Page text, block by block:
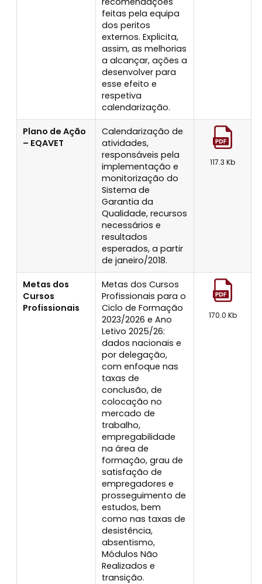
feitas pela equipa
dos peritos
externos. Explicita,
assim, as melhorias
a alcançar, ações a
desenvolver para
esse efeito e
respetiva
calendarização.
Plano de Ação
– EQAVET
Calendarização de
atividades,
responsáveis pela
implementação e
monitorização do
Sistema de
Garantia da
Qualidade, recursos
necessários e
resultados
esperados, a partir
de janeiro/2018.
117.3 Kb
Metas dos
Cursos
Profissionais
Metas dos Cursos
Profissionais para o
Ciclo de Formação
2023/2026 e Ano
Letivo 2025/26:
dados nacionais e
por delegação,
com enfoque nas
taxas de
conclusão, de
colocação no
mercado de
trabalho,
empregabilidade
na área de
formação, grau de
satisfação de
empregadores e
prosseguimento de
estudos, bem
como nas taxas de
desistência,
absentismo,
Módulos Não
Realizados e
transição.
170.0 Kb